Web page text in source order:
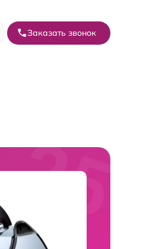
Заказать звонок